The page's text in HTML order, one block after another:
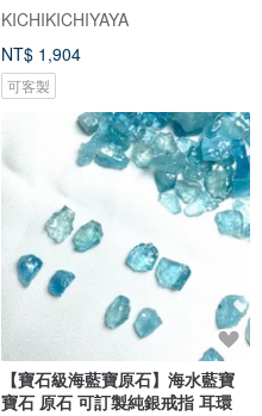
KICHIKICHIYAYA
NT$ 1,904
可客製
【寶石級海藍寶原石】海水藍寶
寶石 原石 可訂製純銀戒指 耳環